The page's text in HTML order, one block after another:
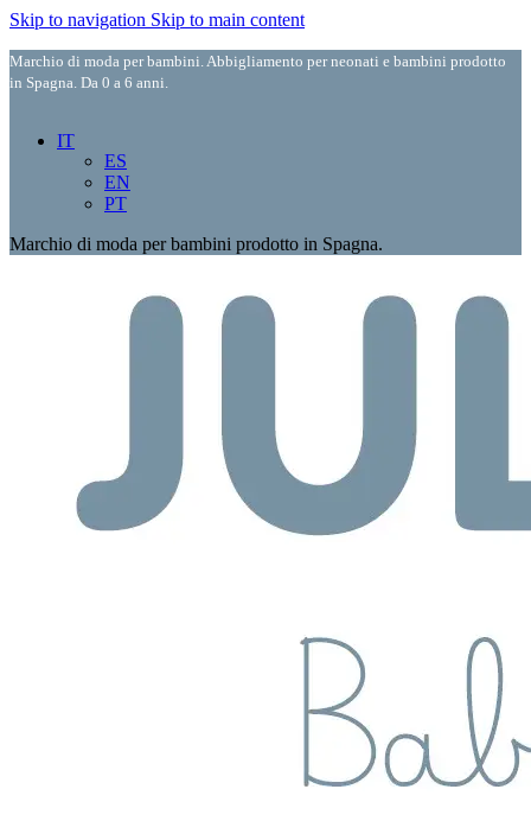
Skip to navigation Skip to main content
Marchio di moda per bambini. Abbigliamento per neonati e bambini prodotto
in Spagna. Da 0 a 6 anni.
IT
ES
EN
PT
Marchio di moda per bambini prodotto in Spagna.